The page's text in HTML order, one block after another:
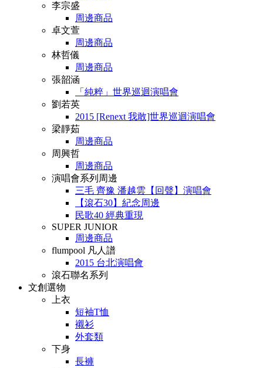
李宗盛
周邊商品
卓文萱
周邊商品
林哲儀
周邊商品
張韶涵
「純粹」世界巡迴演唱會
劉若英
2015 [Renext 我敢]世界巡迴演唱會
梁靜茹
周邊商品
周興哲
周邊商品
演唱會系列周邊
三毛 齊豫 潘越雲【回聲】演唱會
【滾石30】紀念周邊
民歌40 經典重現
SUPER JUNIOR
周邊商品
flumpool 凡人譜
2015 台北演唱會
滾石聯名系列
文創選物
上衣
短袖T恤
襯衫
外套類
下身
長褲